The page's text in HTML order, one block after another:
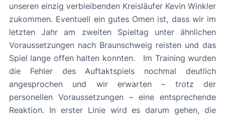
unseren einzig verbleibenden Kreisläufer Kevin Winkler
zukommen. Eventuell ein gutes Omen ist, dass wir im
letzten Jahr am zweiten Spieltag unter ähnlichen
Voraussetzungen nach Braunschweig reisten und das
Spiel lange offen halten konnten. Im Training wurden
die Fehler des Auftaktspiels nochmal deutlich
angesprochen und wir erwarten – trotz der
personellen Voraussetzungen – eine entsprechende
Reaktion. In erster Linie wird es darum gehen, die